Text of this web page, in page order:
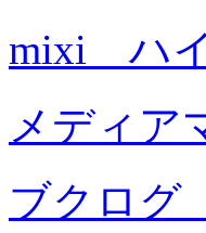
mixi ハイ
メディ
ブクロ